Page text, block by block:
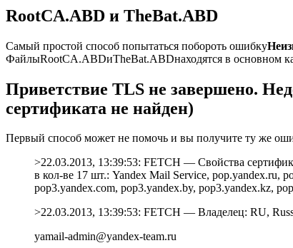
RootCA.ABD и TheBat.ABD
Самый простой способ попытаться побороть ошибку
ФайлыRootCA.ABDиTheBat.ABDнаходятся в основном
Приветствие TLS не завершено.
сертификата не найден)
Первый способ может не помочь и вы получите ту же
>22.03.2013, 13:39:53: FETCH — Свойства
в кол-ве 17 шт.: Yandex Mail Service, pop.yandex.ru,
pop3.yandex.com, pop3.yandex.by, pop3.yandex.kz,
>22.03.2013, 13:39:53: FETCH — Владелец: RU,
yamail-admin@yandex-team.ru